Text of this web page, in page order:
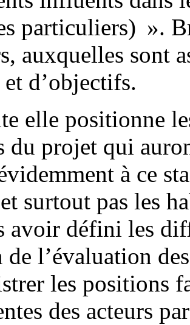
particuliers) ».
auxquelles sont
d’objectifs.
elle positionne
du projet qui
à ce
surtout pas les
avoir défini les
l’évaluation
les positions
des acteurs